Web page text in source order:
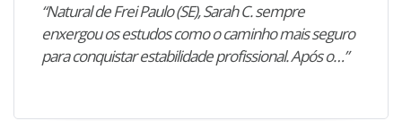
“Natural de Frei Paulo (SE), Sarah C. sempre
enxergou os estudos como o caminho mais seguro
para conquistar estabilidade profissional. Após o…”